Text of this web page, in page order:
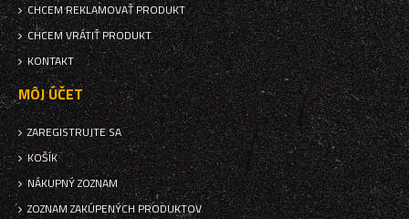
CHCEM REKLAMOVAŤ PRODUKT
CHCEM VRÁTIŤ PRODUKT
KONTAKT
MÔJ ÚČET
ZAREGISTRUJTE SA
KOŠÍK
NÁKUPNÝ ZOZNAM
ZOZNAM ZAKÚPENÝCH PRODUKTOV